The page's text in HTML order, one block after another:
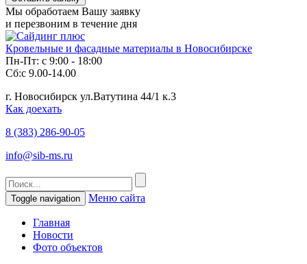
Мы обработаем Вашу заявку
и перезвоним в течение дня
Кровельные и фасадные материалы в Новосибирске
Пн-Пт: с 9:00 - 18:00
Сб:с 9.00-14.00
г. Новосибирск ул.Ватутина 44/1 к.3
Как доехать
8 (383) 286-90-05
info@sib-ms.ru
Toggle navigation Меню сайта
Главная
Новости
Фото объектов